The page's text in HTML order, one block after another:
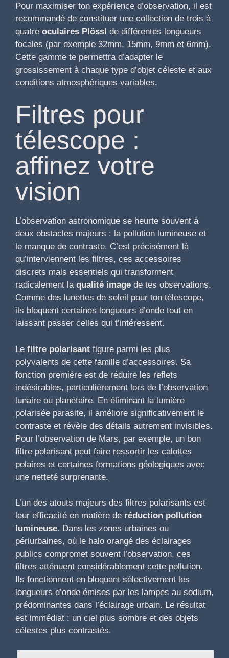
Pour maximiser ton expérience d’observation, il est
recommandé de constituer une collection de trois à
quatre oculaires Plössl de différentes longueurs
focales (par exemple 32mm, 15mm, 9mm et 6mm).
Cette gamme te permettra d’adapter le
grossissement à chaque type d’objet céleste et aux
conditions atmosphériques variables.
Filtres pour
télescope :
affinez votre
vision
L’observation astronomique se heurte souvent à
deux obstacles majeurs : la pollution lumineuse et
le manque de contraste. C’est précisément là
qu’interviennent les filtres, ces accessoires
discrets mais essentiels qui transforment
radicalement la qualité image de tes observations.
Comme des lunettes de soleil pour ton télescope,
ils bloquent certaines longueurs d’onde tout en
laissant passer celles qui t’intéressent.
Le filtre polarisant figure parmi les plus
polyvalents de cette famille d’accessoires. Sa
fonction première est de réduire les reflets
indésirables, particulièrement lors de l’observation
lunaire ou planétaire. En éliminant la lumière
polarisée parasite, il améliore significativement le
contraste et révèle des détails autrement invisibles.
Pour l’observation de Mars, par exemple, un bon
filtre polarisant peut faire ressortir les calottes
polaires et certaines formations géologiques avec
une netteté surprenante.
L’un des atouts majeurs des filtres polarisants est
leur efficacité en matière de réduction pollution
lumineuse. Dans les zones urbaines ou
périurbaines, où le halo orangé des éclairages
publics compromet souvent l’observation, ces
filtres atténuent considérablement cette pollution.
Ils fonctionnent en bloquant sélectivement les
longueurs d’onde émises par les lampes au sodium,
prédominantes dans l’éclairage urbain. Le résultat
est immédiat : un ciel plus sombre et des objets
célestes plus contrastés.